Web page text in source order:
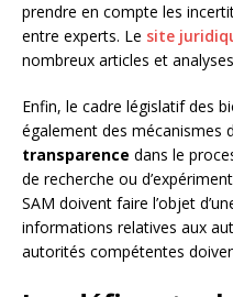
prendre en compte les
entre experts. Le site
nombreux articles et
Enfin, le cadre législatif des
également des mécanismes
transparence dans le
de recherche ou
SAM doivent faire l’objet
informations relatives aux
autorités compétentes